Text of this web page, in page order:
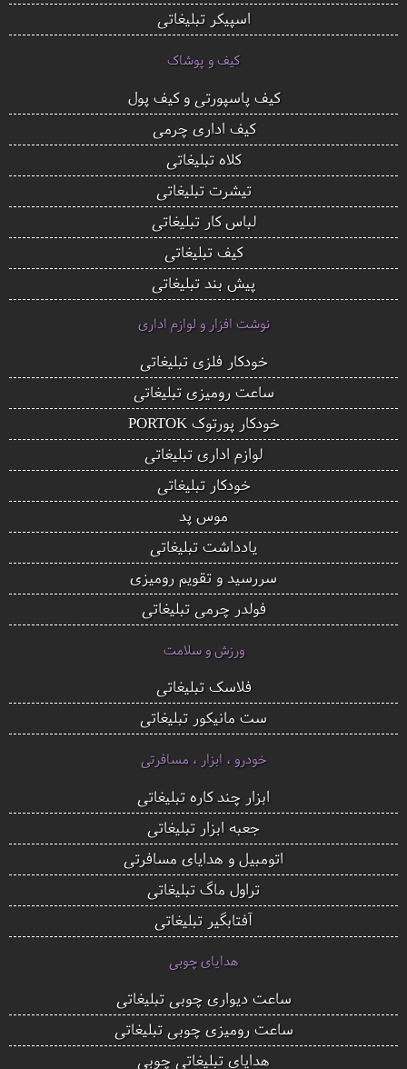
اسپیکر تبلیغاتی
کیف و پوشاک
کیف پاسپورتی و کیف پول
کیف اداری چرمی
کلاه تبلیغاتی
تیشرت تبلیغاتی
لباس کار تبلیغاتی
کیف تبلیغاتی
پیش بند تبلیغاتی
نوشت افزار و لوازم اداری
خودکار فلزی تبلیغاتی
ساعت رومیزی تبلیغاتی
خودکار پورتوک PORTOK
لوازم اداری تبلیغاتی
خودکار تبلیغاتی
موس پد
یادداشت تبلیغاتی
سررسید و تقویم رومیزی
فولدر چرمی تبلیغاتی
ورزش و سلامت
فلاسک تبلیغاتی
ست مانیکور تبلیغاتی
خودرو ، ابزار ، مسافرتی
ابزار چند کاره تبلیغاتی
جعبه ابزار تبلیغاتی
اتومبیل و هدایای مسافرتی
تراول ماگ تبلیغاتی
آفتابگیر تبلیغاتی
هدایای چوبی
ساعت دیواری چوبی تبلیغاتی
ساعت رومیزی چوبی تبلیغاتی
هدایای تبلیغاتی چوبی